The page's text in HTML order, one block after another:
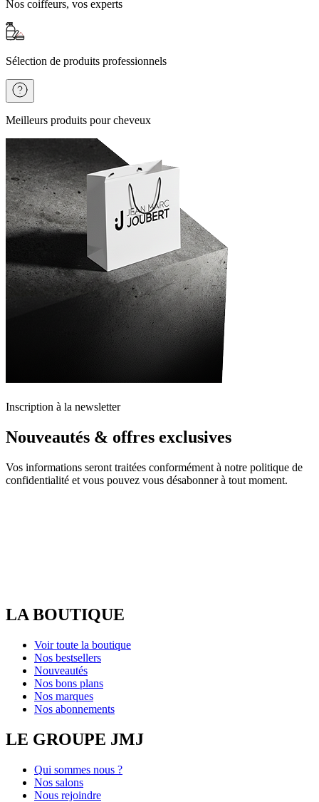
Nos coiffeurs, vos experts
Sélection de produits professionnels
Meilleurs produits pour cheveux
Inscription à la newsletter
Nouveautés & offres exclusives
Vos informations seront traitées conformément à notre politique de
confidentialité et vous pouvez vous désabonner à tout moment.
LA BOUTIQUE
Voir toute la boutique
Nos bestsellers
Nouveautés
Nos bons plans
Nos marques
Nos abonnements
LE GROUPE JMJ
Qui sommes nous ?
Nos salons
Nous rejoindre